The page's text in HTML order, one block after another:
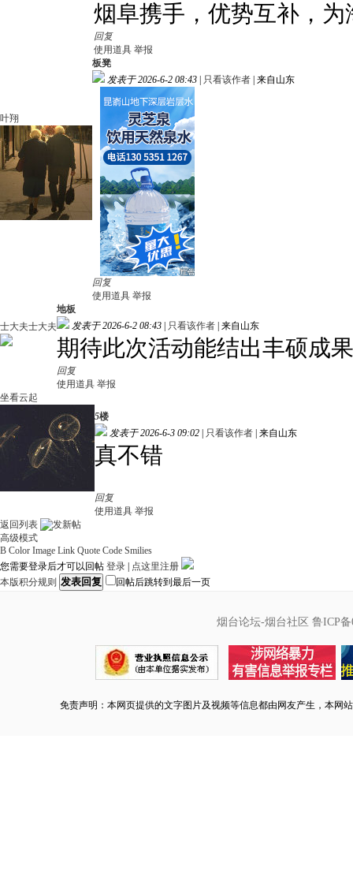
烟阜携手，优势互补，
回复
使用道具 举报
叶翔
板凳
发表于 2026-6-2 08:43
只看该作者 来自山东
回复
使用道具 举报
士大夫士大夫
地板
发表于 2026-6-2 08:43
只看该作者 来自山东
期待此次活动能结出丰硕成
回复
使用道具 举报
坐看云起
5楼
发表于 2026-6-3 09:02
只看该作者 来自山东
真不错
回复
使用道具 举报
返回列表
高级模式
B Color Image Link Quote Code Smilies
您需要登录后才可以回帖 登录
点这里注册
本版积分规则 发表回复 回帖后跳转到最后一页
烟台论坛-烟台社区 鲁ICP备
免责声明：本网页提供的文字图片及视频等信息都由网友产生，本网